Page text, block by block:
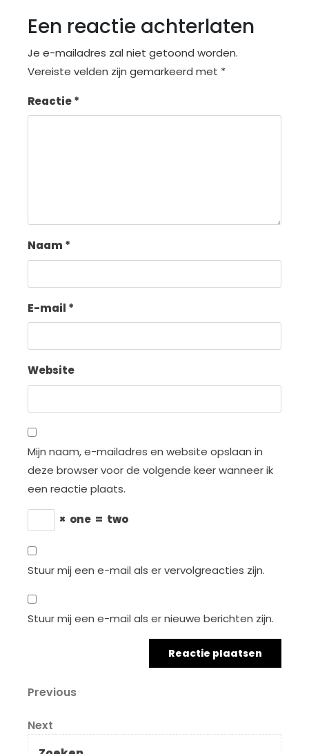
Een reactie achterlaten
Je e-mailadres zal niet getoond worden.
Vereiste velden zijn gemarkeerd met *
Reactie*
Naam *
E-mail *
Website
Mijn naam, e-mailadres en website opslaan in
deze browser voor de volgende keer wanneer ik
een reactie plaats.
× one = two
Stuur mij een e-mail als er vervolgreacties zijn.
Stuur mij een e-mail als er nieuwe berichten zijn.
Berichtnavigatie
Previous
Previous
Next
Post
Next